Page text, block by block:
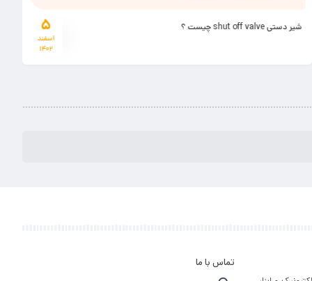
۵
اسفند
۱۴۰۲
شیر دستی shut off valve چیست ؟
تماس با ما